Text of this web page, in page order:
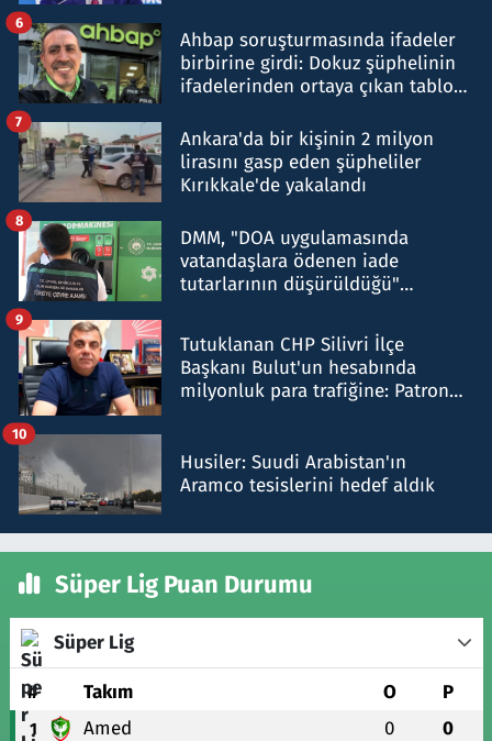
Ahbap soruşturmasında ifadeler
birbirine girdi: Dokuz şüphelinin
ifadelerinden ortaya çıkan tablo
6
Ankara'da bir kişinin 2 milyon
lirasını gasp eden şüpheliler
Kırıkkale'de yakalandı
7
DMM, "DOA uygulamasında
vatandaşlara ödenen iade
tutarlarının düşürüldüğü"
8
Tutuklanan CHP Silivri İlçe
Başkanı Bulut'un hesabında
milyonluk para trafiğine: Patron
9
Husiler: Suudi Arabistan'ın
Aramco tesislerini hedef aldık
10
Süper Lig Puan Durumu
Süper Lig
# Takım O P
1 Amed 0 0